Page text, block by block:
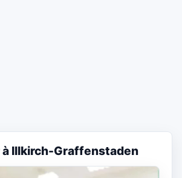
Illkirch-Graffenstaden